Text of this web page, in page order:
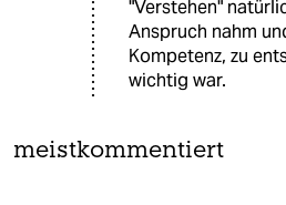
"Verstehen"
Anspruch nahm
Kompetenz, zu
wichtig war.
meistkommentiert